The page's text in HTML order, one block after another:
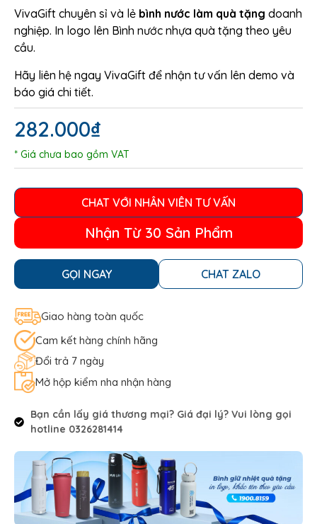
VivaGift chuyên sỉ và lẻ bình nước làm quà tặng doanh
nghiệp. In logo lên Bình nước nhựa quà tặng theo yêu
cầu.
Hãy liên hệ ngay VivaGift để nhận tư vấn lên demo và
báo giá chi tiết.
282.000₫
* Giá chưa bao gồm VAT
CHAT VỚI NHÂN VIÊN TƯ VẤN
Nhận Từ 30 Sản Phẩm
GỌI NGAY CHAT ZALO
Giao hàng toàn quốc
Cam kết hàng chính hãng
Đổi trả 7 ngày
Mở hộp kiểm nha nhận hàng
Bạn cần lấy giá thương mại? Giá đại lý? Vui lòng gọi
hotline 0326281414